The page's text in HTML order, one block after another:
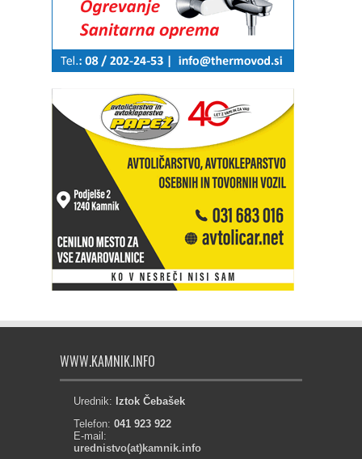
WWW.KAMNIK.INFO
Urednik: Iztok Čebašek
Telefon: 041 923 922
E-mail:
urednistvo(at)kamnik.info